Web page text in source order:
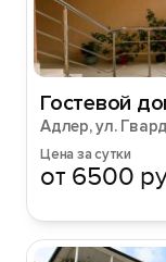
Гостевой
Адлер, ул.
Цена за сутки
от 6500